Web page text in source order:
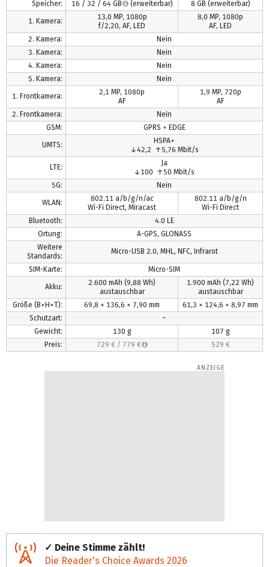
Speicher: 16 / 32 / 64 GB (erweiterbar) 8 GB (erweiterbar)
1. Kamera:
13,0 MP, 1080p
f/2,20, AF, LED
8,0 MP, 1080p
AF, LED
2. Kamera:
Nein
3. Kamera:
Nein
4. Kamera:
Nein
5. Kamera:
Nein
1. Frontkamera:
2,1 MP, 1080p
AF
1,9 MP, 720p
AF
2. Frontkamera:
Nein
GSM:
GPRS + EDGE
UMTS:
HSPA+
↓42,2 ↑5,76 Mbit/s
LTE:
Ja
↓100 ↑50 Mbit/s
5G:
Nein
WLAN:
802.11 a/b/g/n/ac
Wi-Fi Direct, Miracast
802.11 a/b/g/n
Wi-Fi Direct
Bluetooth:
4.0 LE
Ortung:
A-GPS, GLONASS
Weitere
Standards:
Micro-USB 2.0, MHL, NFC, Infrarot
SIM-Karte: Micro-SIM
Akku: 2.600 mAh (9,88 Wh)
austauschbar
1.900 mAh (7,22 Wh)
austauschbar
Größe (B×H×T):
69,8 × 136,6 × 7,90 mm
61,3 × 124,6 × 8,97 mm
Schutzart:
–
Gewicht:
130 g
107 g
Preis:
729 €/ 779 € 529 €
✓ Deine Stimme zählt!
Die Reader's Choice Awards 2026